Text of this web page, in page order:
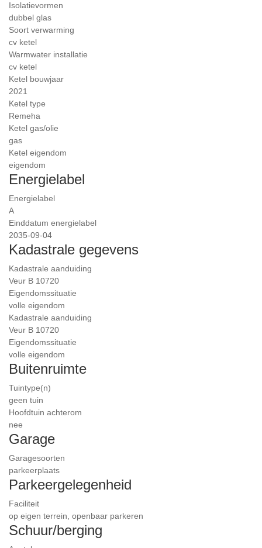
Isolatievormen
dubbel glas
Soort verwarming
cv ketel
Warmwater installatie
cv ketel
Ketel bouwjaar
2021
Ketel type
Remeha
Ketel gas/olie
gas
Ketel eigendom
eigendom
Energielabel
Energielabel
A
Einddatum energielabel
2035-09-04
Kadastrale gegevens
Kadastrale aanduiding
Veur B 10720
Eigendomssituatie
volle eigendom
Kadastrale aanduiding
Veur B 10720
Eigendomssituatie
volle eigendom
Buitenruimte
Tuintype(n)
geen tuin
Hoofdtuin achterom
nee
Garage
Garagesoorten
parkeerplaats
Parkeergelegenheid
Faciliteit
op eigen terrein, openbaar parkeren
Schuur/berging